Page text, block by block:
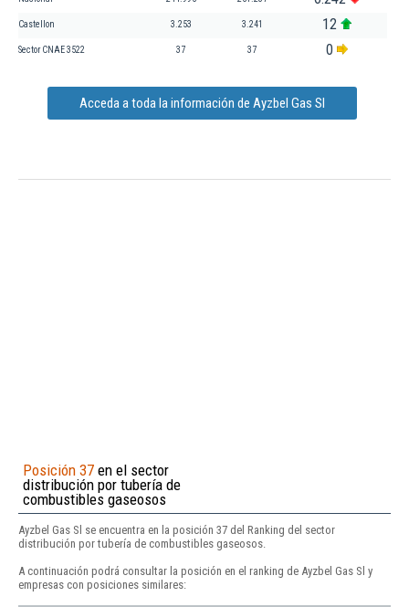
Castellon 3.253 3.241 12
Sector CNAE 3522 37 37 0
Acceda a toda la información de Ayzbel Gas Sl
Posición 37 en el sector
distribución por tubería de
combustibles gaseosos
Ayzbel Gas Sl se encuentra en la posición 37 del Ranking del sector
distribución por tubería de combustibles gaseosos.
A continuación podrá consultar la posición en el ranking de Ayzbel Gas Sl y
empresas con posiciones similares: